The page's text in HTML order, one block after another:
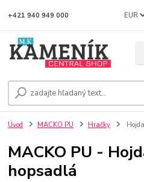
EUR
+421 940 949 000
Úvod MACKO PU Hračky
MACKO PU -
hopsadlá